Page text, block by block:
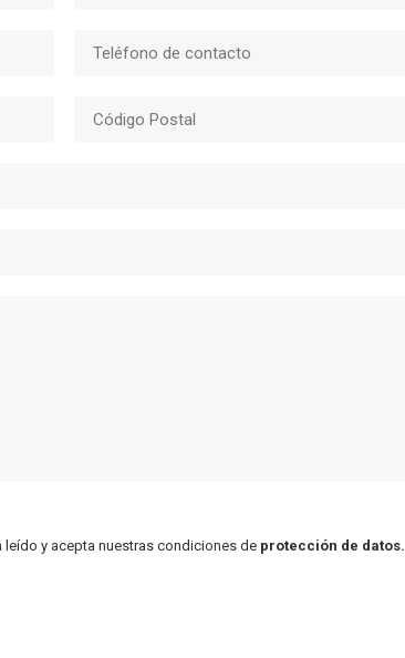
y acepta nuestras condiciones de protección de datos.